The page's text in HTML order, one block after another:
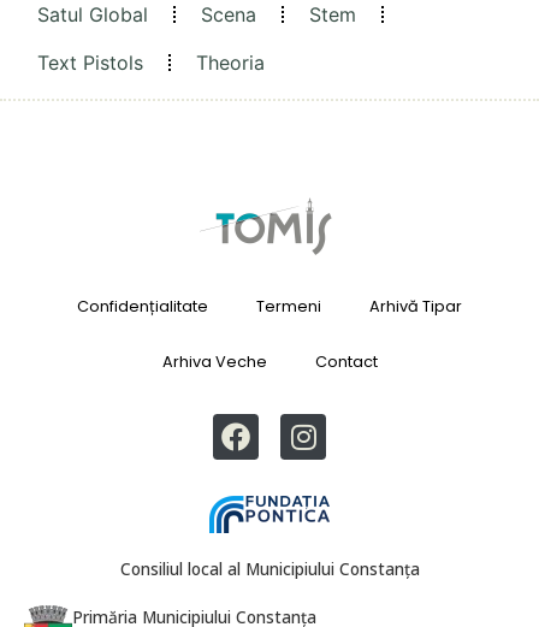
Satul Global
Scena
Stem
Text Pistols
Theoria
Confidențialitate Termeni Arhivă Tipar
Arhiva Veche Contact
Consiliul local al Municipiului Constanța
Primăria Municipiului Constanța